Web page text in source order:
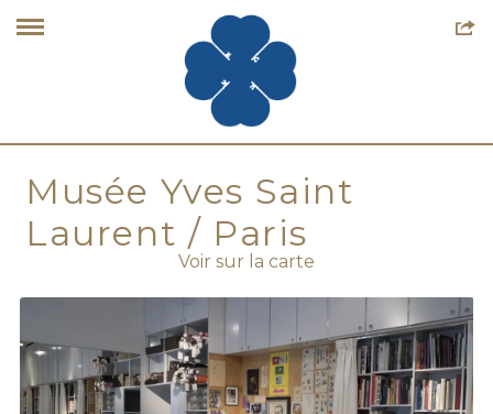
Musée Yves Saint
Laurent / Paris
Voir sur la carte